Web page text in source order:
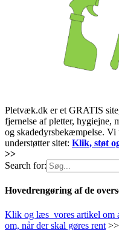
Pletvæk.dk er et GRATIS
fjernelse af pletter, hygiejne,
og skadedyrsbekæmpelse. Vi
understøtter sitet: Klik, støt
>>
Search for:
Hovedrengøring af de
Klik og læs vores artikel om
om, når der skal gøres rent >>